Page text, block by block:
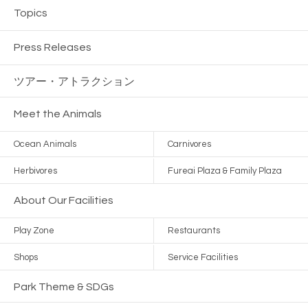
Topics
Press Releases
ツアー・ アトラクション
Meet the Animals
Ocean Animals Carnivores
Herbivores Fureai Plaza & Family Plaza
About Our Facilities
Play Zone Restaurants
Shops Service Facilities
Park Theme & SDGs